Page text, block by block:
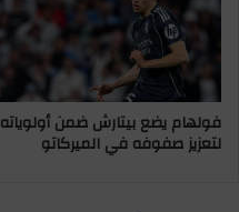
فولهام يضع بيتارش ضمن أولوياته
لتعزيز صفوفه في الميركاتو